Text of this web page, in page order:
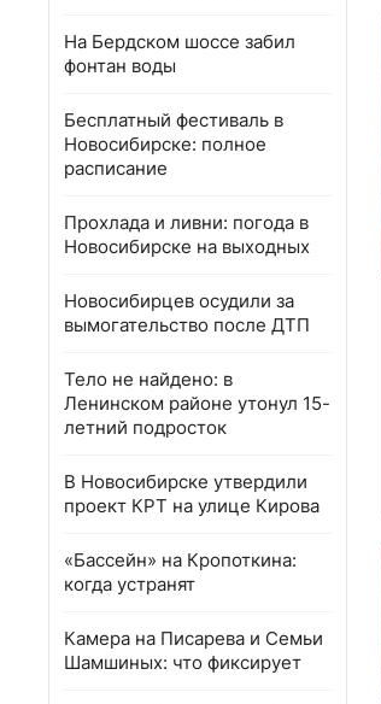
На Бердском шоссе забил
фонтан воды
Бесплатный фестиваль в
Новосибирске: полное
расписание
Прохлада и ливни: погода в
Новосибирске на выходных
Новосибирцев осудили за
вымогательство после ДТП
Тело не найдено: в
Ленинском районе утонул 15-
летний подросток
В Новосибирске утвердили
проект КРТ на улице Кирова
«Бассейн» на Кропоткина:
когда устранят
Камера на Писарева и Семьи
Шамшиных: что фиксирует